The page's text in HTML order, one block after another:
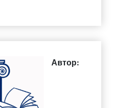
Автор: